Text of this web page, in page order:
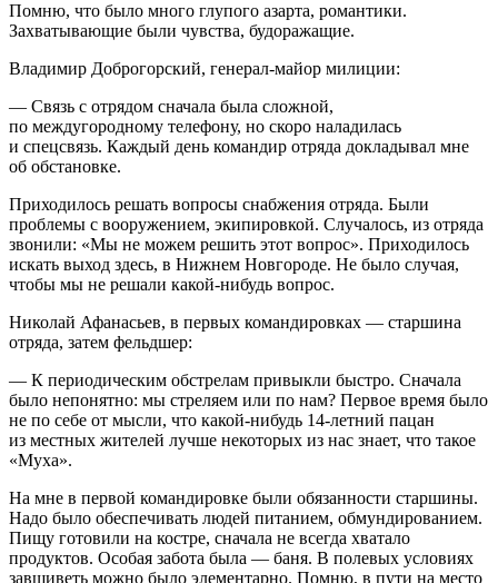
Помню, что было много глупого азарта, романтики.
Захватывающие были чувства, будоражащие.
Владимир Доброгорский, генерал-майор милиции:
— Связь с отрядом сначала была сложной,
по междугородному телефону, но скоро наладилась
и спецсвязь. Каждый день командир отряда докладывал мне
об обстановке.
Приходилось решать вопросы снабжения отряда. Были
проблемы с вооружением, экипировкой. Случалось, из отряда
звонили: «Мы не можем решить этот вопрос». Приходилось
искать выход здесь, в Нижнем Новгороде. Не было случая,
чтобы мы не решали какой-нибудь вопрос.
Николай Афанасьев, в первых командировках — старшина
отряда, затем фельдшер:
— К периодическим обстрелам привыкли быстро. Сначала
было непонятно: мы стреляем или по нам? Первое время было
не по себе от мысли, что какой-нибудь 14-летний пацан
из местных жителей лучше некоторых из нас знает, что такое
«Муха».
На мне в первой командировке были обязанности старшины.
Надо было обеспечивать людей питанием, обмундированием.
Пищу готовили на костре, сначала не всегда хватало
продуктов. Особая забота была — баня. В полевых условиях
завшиветь можно было элементарно. Помню, в пути на место